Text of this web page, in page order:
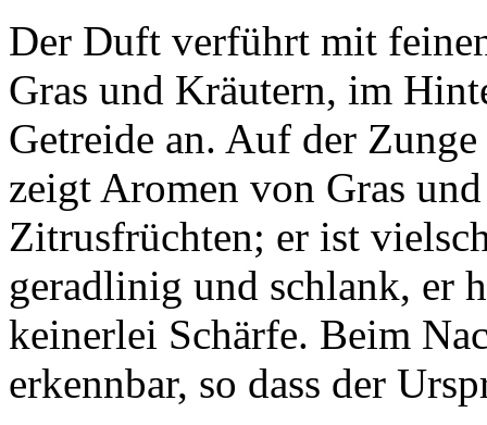
Der Duft verführt mit
Gras und Kräutern, im
Getreide an. Auf der
zeigt Aromen von Gras
Zitrusfrüchten; er ist
geradlinig und schlank, er
keinerlei Schärfe. Beim
erkennbar, so dass der